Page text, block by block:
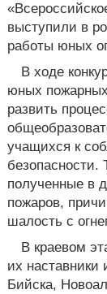
выступили в
работы юных
В ходе
юных
развить
учащихся к
безопасности.
полученные в
пожаров,
шалость с
В краевом
их наставники
Бийска,